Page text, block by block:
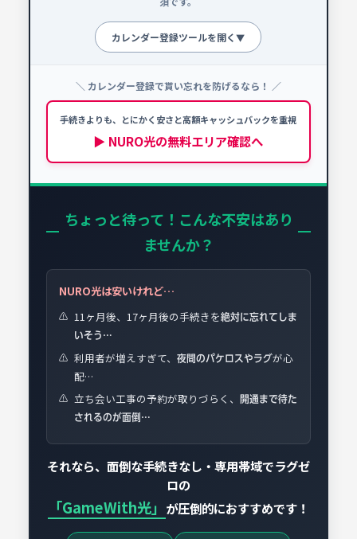
カレンダー登録ツールを開く▼
! 申請忘れ防止カレンダー
NURO光を契約する場合、以下の時期に必ず手続
📅 開通予定日を選択
＼ カレンダー登録で貰い忘れを防げるなら！ ／
手続きよりも、とにかく安さと高額キャッシュバックを重視
▶ NURO光の無料エリア確認へ
ちょっと待って！こんな不安はあり
ませんか？
NURO光は安いけれど…
⚠️ 11ヶ月後、17ヶ月後の手続きを絶対に忘れてしま
いそう…
⚠️ 利用者が増えすぎて、夜間のパケロスやラグが心
配…
⚠️ 立ち会い工事の予約が取りづらく、開通まで待た
されるのが面倒…
それなら、面倒な手続きなし・専用帯域でラグゼ
ロの
「GameWith光」 が圧倒的におすすめです！